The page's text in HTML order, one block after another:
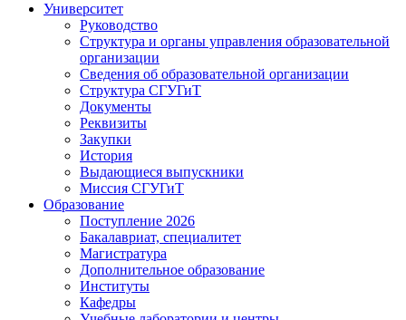
Университет
Руководство
Структура и органы управления образовательной
организации
Сведения об образовательной организации
Структура СГУГиТ
Документы
Реквизиты
Закупки
История
Выдающиеся выпускники
Миссия СГУГиТ
Образование
Поступление 2026
Бакалавриат, специалитет
Магистратура
Дополнительное образование
Институты
Кафедры